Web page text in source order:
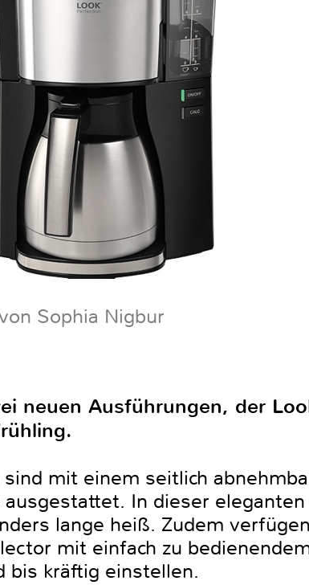
Sophia Nigbur
neuen Ausführungen, der
mit einem seitlich
In dieser
lange heiß. Zudem
mit einfach zu
bis kräftig einstellen.